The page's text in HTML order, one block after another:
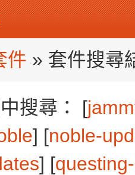
件 » 套件搜尋
搜尋： [
] [noble-
] [